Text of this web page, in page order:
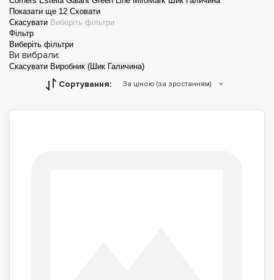
Дерев'яні ліжка
Показати ще 12 Сховати
Скасувати Виберіть фільтри
Фільтр
Виберіть фільтри
Ви вибрали:
Скасувати Виробник (Шик Галичина)
Сортування: За ціною (за зростанням)